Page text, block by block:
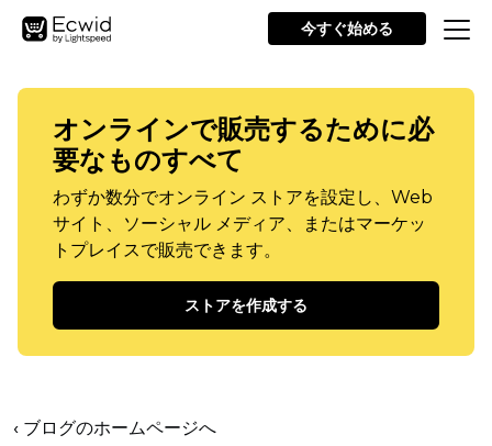
今すぐ始める
オンラインで販売するために必
要なものすべて
わずか数分でオンライン ストアを設定し、Web
サイト、ソーシャル メディア、またはマーケッ
トプレイスで販売できます。
ストアを作成する
‹ ブログのホームページへ